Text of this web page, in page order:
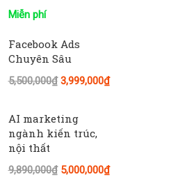
Miễn phí
Facebook Ads
Chuyên Sâu
5,500,000₫3,999,000₫
AI marketing
ngành kiến trúc,
nội thất
9,890,000₫5,000,000₫